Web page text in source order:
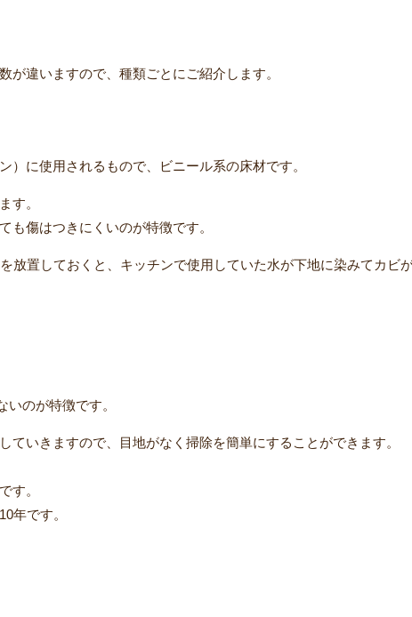
違いますので、種類ごとにご紹介します。
に使用されるもので、ビニール系の床材です。
す。
も傷はつきにくいのが特徴です。
放置しておくと、キッチンで使用していた水が下地に染みてカビ
のが特徴です。
いきますので、目地がなく掃除を簡単にすることができます。
す。
年です。